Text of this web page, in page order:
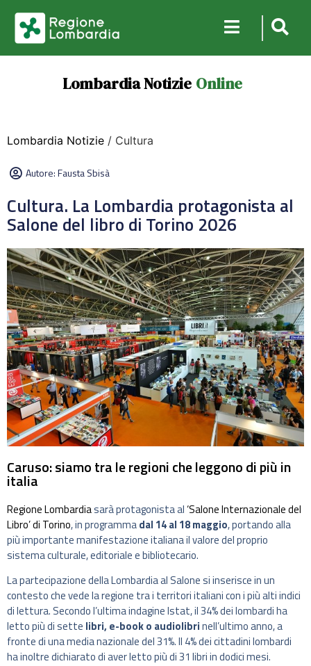
Lombardia Notizie Online
Lombardia Notizie / Cultura
Autore:Fausta Sbisà
Cultura. La Lombardia protagonista al
Salone del libro di Torino 2026
Caruso: siamo tra le regioni che leggono di più in
italia
Regione Lombardiasarà protagonista al ‘Salone Internazionale del
Libro’ di Torino, in programmadal 14 al 18 maggio, portando alla
più importante manifestazione italiana il valore del proprio
sistema culturale, editoriale e bibliotecario.
La partecipazione della Lombardia al Salone si inserisce in un
contesto che vede la regione tra i territori italiani con i più alti indici
di lettura. Secondo l’ultima indagine Istat, il 34% dei lombardi ha
letto più di sette libri, e-book o audiolibrinell’ultimo anno, a
fronte di una media nazionale del 31%. Il 4% dei cittadini lombardi
ha inoltre dichiarato di aver letto più di 31 libri in dodici mesi.